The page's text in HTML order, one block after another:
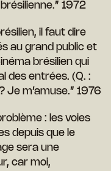
1972
il faut dire
au grand public et
brésilien qui
des entrées. (Q. :
Je m’amuse.” 1976
: les voies
depuis que le
sera une
car moi,